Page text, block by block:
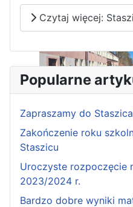
Zakończenie
Portugalii
Rozpoczęcie
na kryzys” w ZSP w
Czytaj więcej:
Popularne
Zapraszamy do
Zakończenie roku
Staszicu
Uroczyste rozpoczęcie
2023/2024 r.
Bardzo dobre wyniki